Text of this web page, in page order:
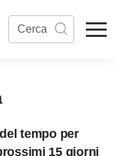
tempo per
15 giorni